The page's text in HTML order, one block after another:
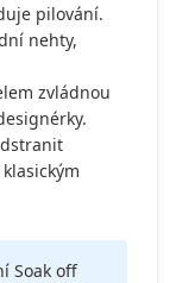
pilování.
nehty,
zvládnou
Soak off